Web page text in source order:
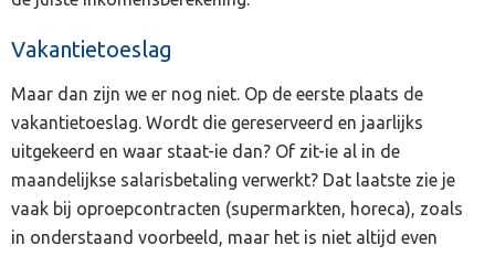
Vakantietoeslag
Maar dan zijn we er nog niet. Op de eerste plaats de
vakantietoeslag. Wordt die gereserveerd en jaarlijks
uitgekeerd en waar staat-ie dan? Of zit-ie al in de
maandelijkse salarisbetaling verwerkt? Dat laatste zie je
vaak bij oproepcontracten (supermarkten, horeca), zoals
in onderstaand voorbeeld, maar het is niet altijd even